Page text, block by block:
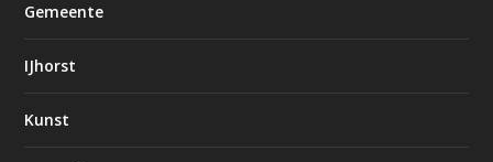
Gemeente
IJhorst
Kunst